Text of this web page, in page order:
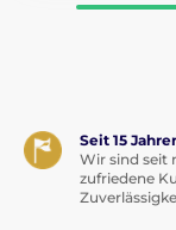
Seit 15
Wir sind seit
zufriedene